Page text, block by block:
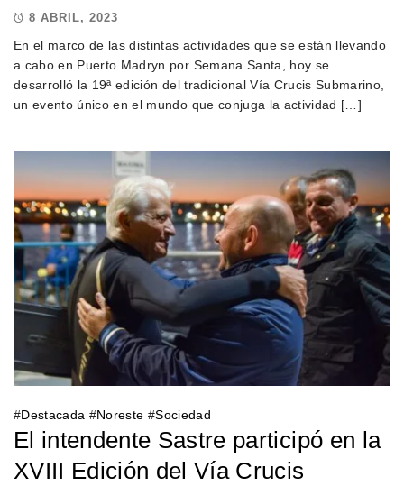
8 ABRIL, 2023
En el marco de las distintas actividades que se están llevando
a cabo en Puerto Madryn por Semana Santa, hoy se
desarrolló la 19ª edición del tradicional Vía Crucis Submarino,
un evento único en el mundo que conjuga la actividad […]
#Destacada #Noreste #Sociedad
El intendente Sastre participó en la
XVIII Edición del Vía Crucis